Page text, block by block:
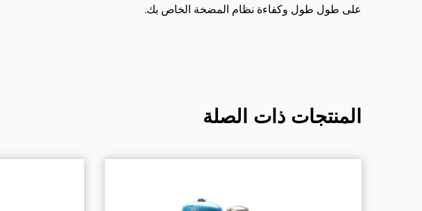
على طول طول وكفاءة نظام المضخة الخاص بك.
المنتجات ذات الصلة